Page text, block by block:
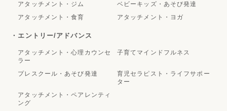
アタッチメント・ジム
ベビーキッズ・あそび発達
アタッチメント・食育
アタッチメント・ヨガ
・エントリー/アドバンス
アタッチメント・心理カウンセ
ラー
子育てマインドフルネス
プレスクール・あそび発達
育児セラピスト・ライフサポー
ター
アタッチメント・ペアレンティ
ング